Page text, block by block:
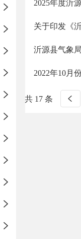
2025年度沂
关于印发《
沂源县气象
2022年10月
共 17 条